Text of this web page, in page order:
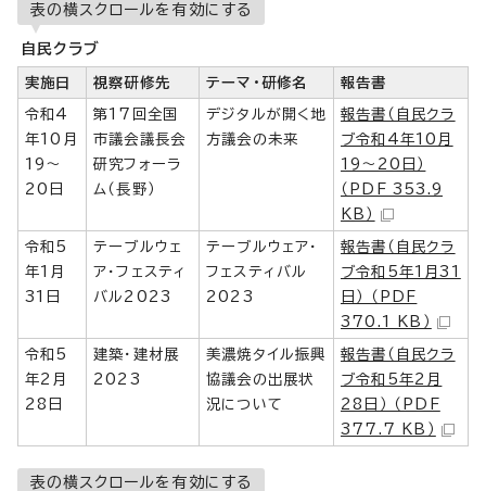
表の横スクロールを有効にする
自民クラブ
実施日 視察研修先 テーマ・研修名 報告書
令和4
年10月
19～
20日
第17回全国
市議会議長会
研究フォーラ
ム（長野）
デジタルが開く地
方議会の未来
報告書（自民クラ
ブ令和4年10月
19～20日）
（PDF 353.9
KB）
令和5
年1月
31日
テーブルウェ
ア・フェスティ
バル2023
テーブルウェア・
フェスティバル
2023
報告書（自民クラ
ブ令和5年1月31
日） （PDF
370.1 KB）
令和5
年2月
28日
建築・建材展
2023
美濃焼タイル振興
協議会の出展状
況について
報告書（自民クラ
ブ令和5年2月
28日） （PDF
377.7 KB）
表の横スクロールを有効にする